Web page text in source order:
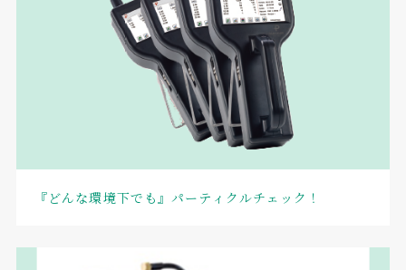
『どんな環境下でも』パーティクルチェック！